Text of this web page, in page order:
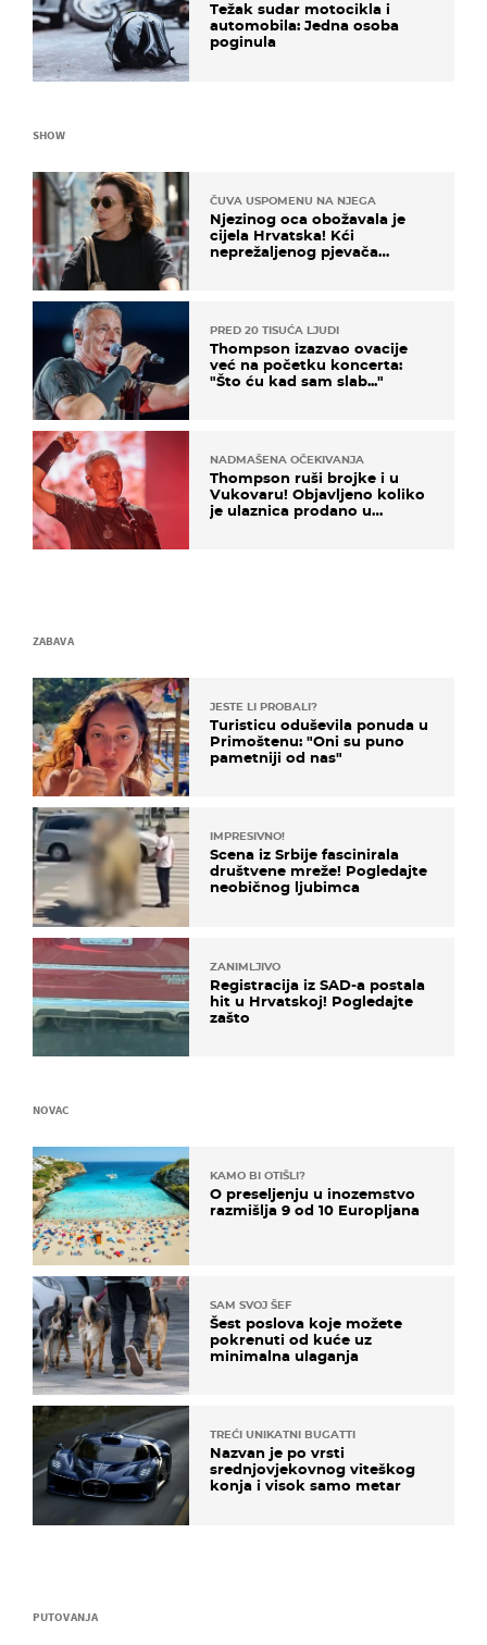
Težak sudar motocikla i
automobila: Jedna osoba
poginula
SHOW
ČUVA USPOMENU NA NJEGA
Njezinog oca obožavala je
cijela Hrvatska! Kći
neprežaljenog pjevača
PRED 20 TISUĆA LJUDI
Thompson izazvao ovacije
već na početku koncerta:
"Što ću kad sam slab..."
NADMAŠENA OČEKIVANJA
Thompson ruši brojke i u
Vukovaru! Objavljeno koliko
je ulaznica prodano u
ZABAVA
JESTE LI PROBALI?
Turisticu oduševila ponuda u
Primoštenu: "Oni su puno
pametniji od nas"
IMPRESIVNO!
Scena iz Srbije fascinirala
društvene mreže! Pogledajte
neobičnog ljubimca
ZANIMLJIVO
Registracija iz SAD-a postala
hit u Hrvatskoj! Pogledajte
zašto
PUTOVANJA
NOVAC
KAMO BI OTIŠLI?
O preseljenju u inozemstvo
razmišlja 9 od 10 Europljana
SAM SVOJ ŠEF
Šest poslova koje možete
pokrenuti od kuće uz
minimalna ulaganja
TREĆI UNIKATNI BUGATTI
Nazvan je po vrsti
srednjovjekovnog viteškog
konja i visok samo metar